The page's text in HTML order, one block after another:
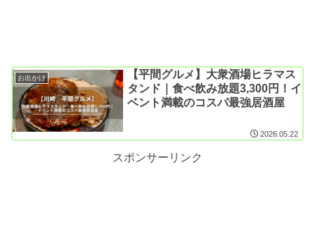
お出かけ
【平間グルメ】大衆酒場ヒラマス
タンド｜食べ飲み放題3,300円！イ
ベント満載のコスパ最強居酒屋
2026.05.22
スポンサーリンク